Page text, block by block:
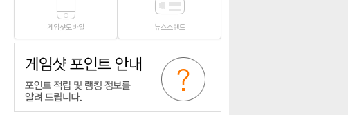
게임샷모바일 뉴스스탠드